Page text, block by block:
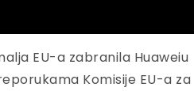
EU-a zabranila Huaweiu
Komisije EU-a za